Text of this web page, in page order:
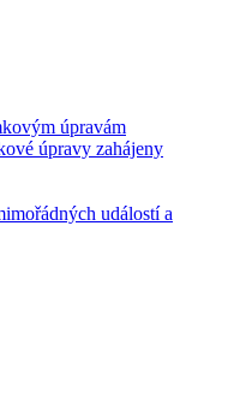
úpravám
úpravy zahájeny
událostí a